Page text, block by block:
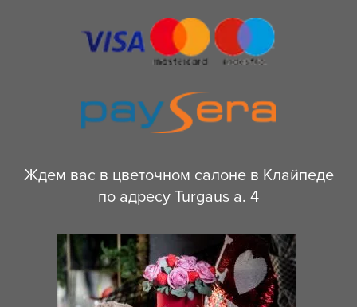
Ждем вас в цветочном салоне в Клайпеде
по адресу Turgaus a. 4